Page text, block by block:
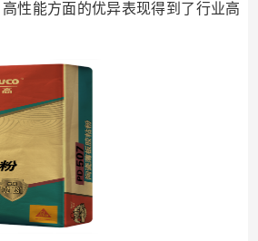
性能方面的优异表现得到了行业高